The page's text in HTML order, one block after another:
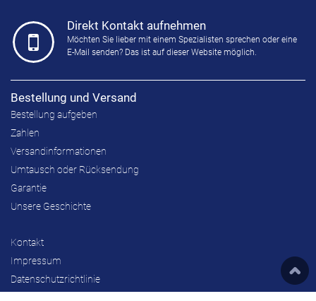
Direkt Kontakt aufnehmen
Möchten Sie lieber mit einem Spezialisten sprechen oder eine
E-Mail senden? Das ist auf dieser Website möglich.
Bestellung und Versand
Bestellung aufgeben
Zahlen
Versandinformationen
Umtausch oder Rücksendung
Garantie
Unsere Geschichte
Kontakt
Impressum
Datenschutzrichtlinie